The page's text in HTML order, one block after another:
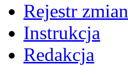
Rejestr zmian
Instrukcja
Redakcja